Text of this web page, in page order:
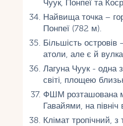
Чуук, Понпеї та
Найвища точка –
Понпеї (782 м).
Більшість островів
атоли, але є й
Лагуна Чуук - одна
світі, площею
ФШМ розташована
Гавайями, на північ
Клімат тропічний,